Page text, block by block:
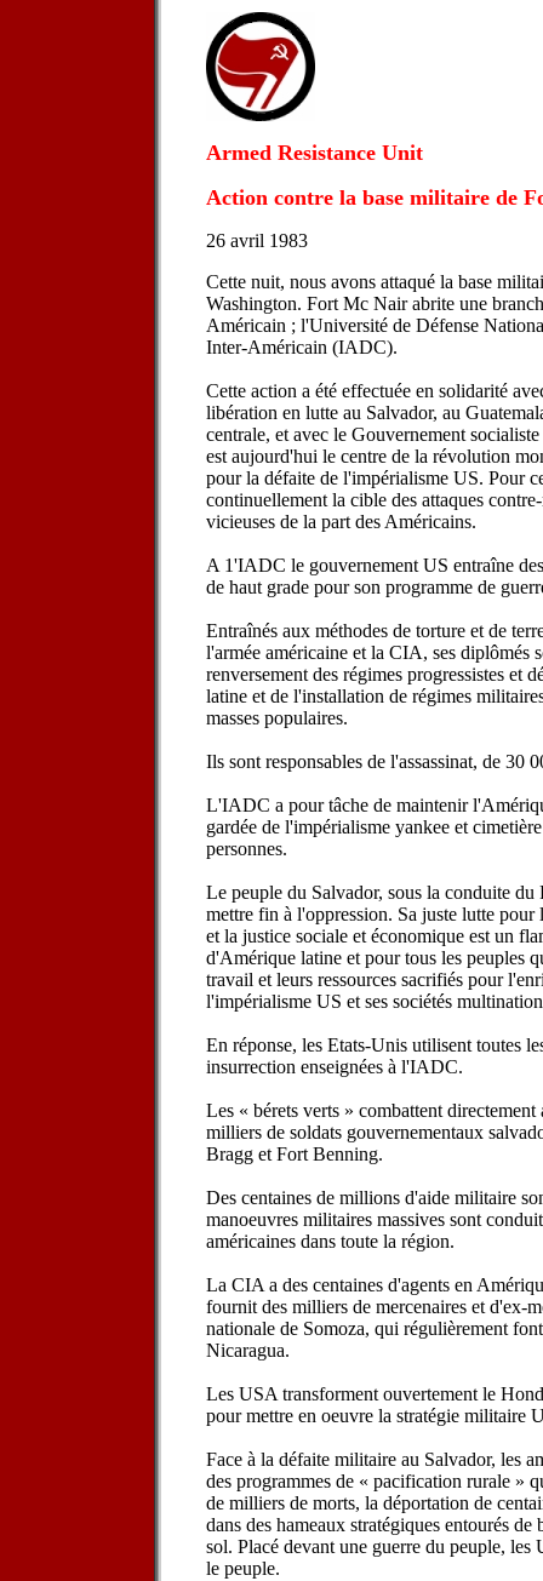
Armed Resistance Unit
Action contre la base militaire de
26 avril 1983
Cette nuit, nous avons attaqué la base
Washington. Fort Mc Nair abrite une
Américain ; l'Université de Défense
Inter-Américain (IADC).
Cette action a été effectuée en solidarité
libération en lutte au Salvador, au
centrale, et avec le Gouvernement
est aujourd'hui le centre de la révolution
pour la défaite de l'impérialisme US. Pour
continuellement la cible des attaques
vicieuses de la part des Américains.
A 1'IADC le gouvernement US entraîne
de haut grade pour son programme de
Entraînés aux méthodes de torture et de
l'armée américaine et la CIA, ses diplômés
renversement des régimes progressistes et
latine et de l'installation de régimes
masses populaires.
Ils sont responsables de l'assassinat, de 30
L'IADC a pour tâche de maintenir
gardée de l'impérialisme yankee et
personnes.
Le peuple du Salvador, sous la conduite
mettre fin à l'oppression. Sa juste lutte
et la justice sociale et économique est un
d'Amérique latine et pour tous les peuples
travail et leurs ressources sacrifiés pour
l'impérialisme US et ses sociétés
En réponse, les Etats-Unis utilisent toutes
insurrection enseignées à l'IADC.
Les « bérets verts » combattent directement
milliers de soldats gouvernementaux
Bragg et Fort Benning.
Des centaines de millions d'aide militaire
manoeuvres militaires massives sont
américaines dans toute la région.
La CIA a des centaines d'agents en
fournit des milliers de mercenaires et d'ex-
nationale de Somoza, qui régulièrement
Nicaragua.
Les USA transforment ouvertement le
pour mettre en oeuvre la stratégie militaire
Face à la défaite militaire au Salvador, les
des programmes de « pacification rurale »
de milliers de morts, la déportation de
dans des hameaux stratégiques entourés
sol. Placé devant une guerre du peuple, les
le peuple.